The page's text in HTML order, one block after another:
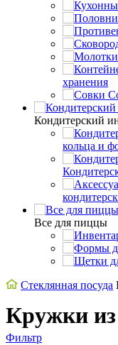
хранения
Кондитерский
кольца и
Все для пиццы
Стеклянная посуда
Кружки из
Фильтр